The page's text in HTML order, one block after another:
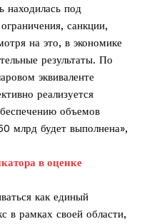
находилась под
санкции,
на это, в экономике
результаты. По
эквиваленте
реализуется
объемов
млрд будет выполнена»,
в оценке
как единый
в рамках своей области,